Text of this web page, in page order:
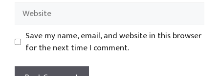
Website
Save my name, email, and website in this browser
for the next time I comment.